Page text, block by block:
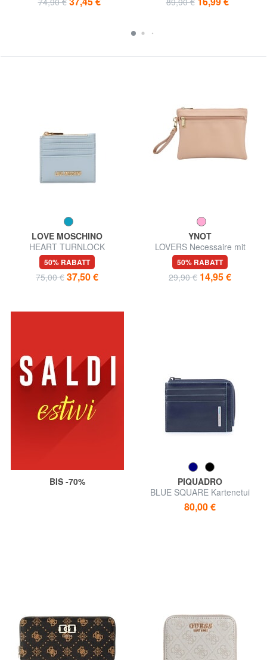
LOVE MOSCHINO
HEART TURNLOCK
Kartenetui / Münzbörse
50% RABATT
75,00 € 37,50 €
YNOT
LOVERS Necessaire mit
Münzbeutel und Armband
50% RABATT
29,90 € 14,95 €
BIS -70%
PIQUADRO
BLUE SQUARE Kartenetui
aus Leder, mit Reißverschluss
80,00 €